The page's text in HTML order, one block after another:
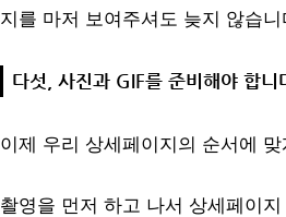
지를 마저 보여주셔도 늦지 않습니
다섯, 사진과 GIF를 준비해야 합니
이제 우리 상세페이지의 순서에
촬영을 먼저 하고 나서 상세페이